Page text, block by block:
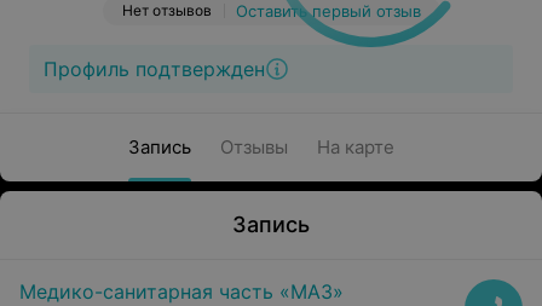
Нет отзывов Оставить первый отзыв
Профиль подтвержден
Запись Отзывы На карте
Запись
Медико-санитарная часть «МАЗ»